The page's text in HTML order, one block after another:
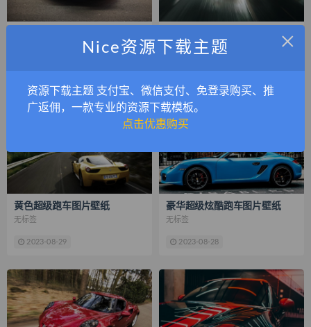
2023-08-31
无标签
2023-08-30
黄色超级跑车图片壁纸
无标签
2023-08-29
豪华超级炫酷跑车图片壁纸
无标签
2023-08-28
×
Nice资源下载主题
资源下载主题 支付宝、微信支付、免登录购买、推
广返佣，一款专业的资源下载模板。
点击优惠购买